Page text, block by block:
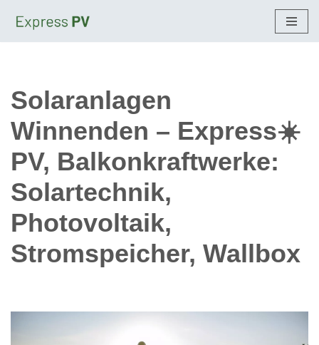
Solaranlagen
Winnenden – Express☀️
PV, Balkonkraftwerke:
Solartechnik,
Photovoltaik,
Stromspeicher, Wallbox